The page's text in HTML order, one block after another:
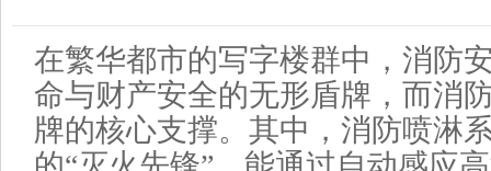
在繁华都市的写字楼群中，消防
命与财产安全的无形盾牌，而消
牌的核心支撑。其中，消防喷淋